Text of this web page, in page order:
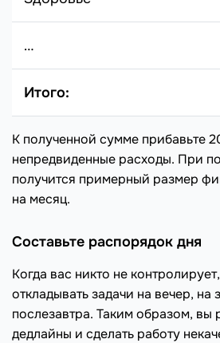
…
Итого:
К полученной сумме прибавьте
непредвиденные расходы. При
получится примерный размер
на месяц.
Составьте распорядок дня
Когда вас никто не
откладывать задачи на вечер, на
послезавтра. Таким образом, вы
дедлайны и сделать работу